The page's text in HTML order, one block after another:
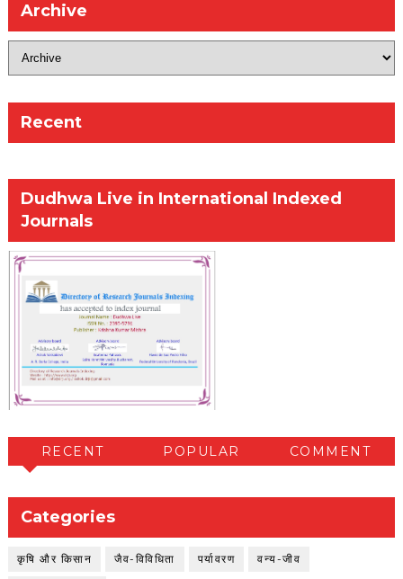
Archive
Recent
Dudhwa Live in International Indexed
Journals
RECENT POPULAR COMMENT
Categories
कृषि और किसान जैव-विविधिता पर्यावरण वन्य-जीव